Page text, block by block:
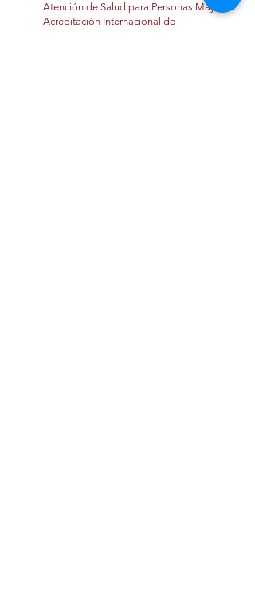
Atención de Salud para Personas Mayores
Acreditación Internacional de